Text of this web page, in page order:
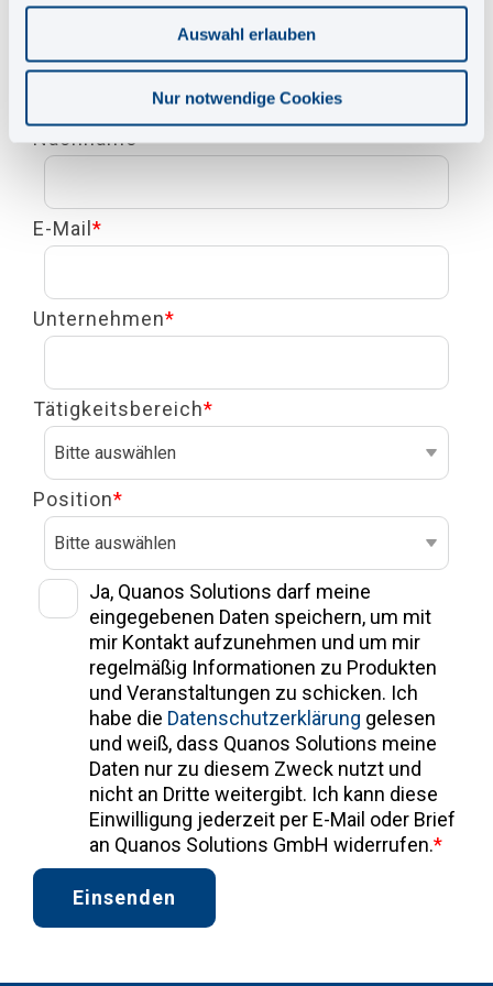
Auswahl erlauben
Nur notwendige Cookies
Nachname*
E-Mail *
Unternehmen*
Tätigkeitsbereich*
Position*
Ja, Quanos Solutions darf meine
eingegebenen Daten speichern, um mit
mir Kontakt aufzunehmen und um mir
regelmäßig Informationen zu Produkten
und Veranstaltungen zu schicken. Ich
habe die Datenschutzerklärung gelesen
und weiß, dass Quanos Solutions meine
Daten nur zu diesem Zweck nutzt und
nicht an Dritte weitergibt. Ich kann diese
Einwilligung jederzeit per E-Mail oder Brief
an Quanos Solutions GmbH widerrufen.*